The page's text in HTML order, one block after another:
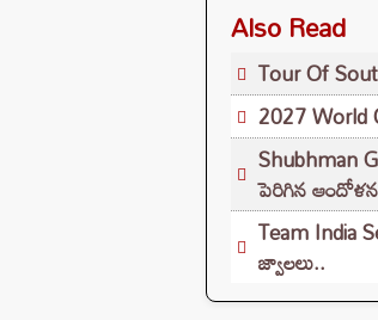
Also Read
Tour Of
2027 World
పెరిగిన
Team India
జ్వాలలు..